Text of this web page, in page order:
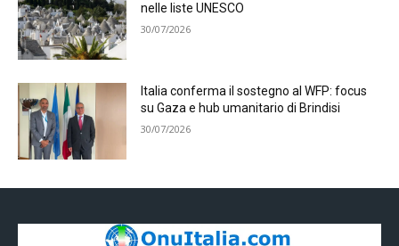
nelle liste UNESCO
30/07/2026
Italia conferma il sostegno al WFP: focus
su Gaza e hub umanitario di Brindisi
30/07/2026